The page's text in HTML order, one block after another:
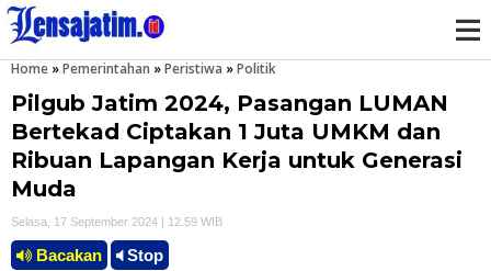
n
Home »Pemerintahan »Peristiwa »Politik
Pilgub Jatim 2024, Pasangan LUMAN
Bertekad Ciptakan 1 Juta UMKM dan
Ribuan Lapangan Kerja untuk Generasi
Muda
Selasa, 17 September 2024 | 12.59 WIB
Bacakan Stop